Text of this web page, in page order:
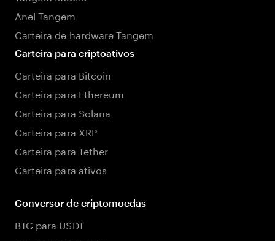
Anel Tangem
Carteira de hardware Tangem
Carteira para criptoativos
Carteira para Bitcoin
Carteira para Ethereum
Carteira para Solana
Carteira para XRP
Carteira para Tether
Carteira para ativos
Conversor de criptomoedas
BTC para USDT